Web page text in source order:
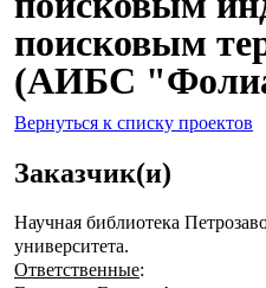
поисковым
(АИБС
Вернуться к списку проектов
Заказчик(и)
Научная библиотека
университета.
Ответственные: